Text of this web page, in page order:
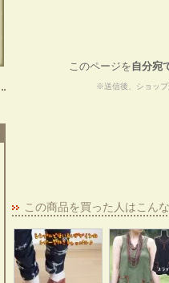
このページを自分宛
※送信後、ショップ
この商品を買った人はこん